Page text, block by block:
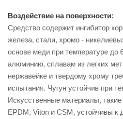
Воздействие на поверхности:
Средство содержит ингибитор
железа, стали, хромо -
основе меди при температуре до
алюминию, сплавам из легких
нержавейке и твердому хрому
испытания. Чугун устойчив при
Искусственные материалы, такие
EPDM, Viton и CSM, устойчивы